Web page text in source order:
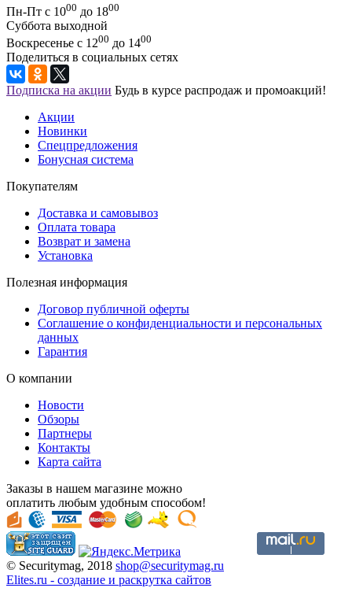
Пн-Пт с 1000 до 1800
Суббота выходной
Воскресенье с 1200 до 1400
Поделиться в социальных сетях
Подписка на акции Будь в курсе распродаж и промоакций!
Акции
Новинки
Спецпредложения
Бонусная система
Покупателям
Доставка и самовывоз
Оплата товара
Возврат и замена
Установка
Полезная информация
Договор публичной оферты
Соглашение о конфиденциальности и персональных
данных
Гарантия
О компании
Новости
Обзоры
Партнеры
Контакты
Карта сайта
Заказы в нашем магазине можно
оплатить любым удобным способом!
© Securitymag, 2018 shop@securitymag.ru
Elites.ru - cоздание и раскрутка сайтов